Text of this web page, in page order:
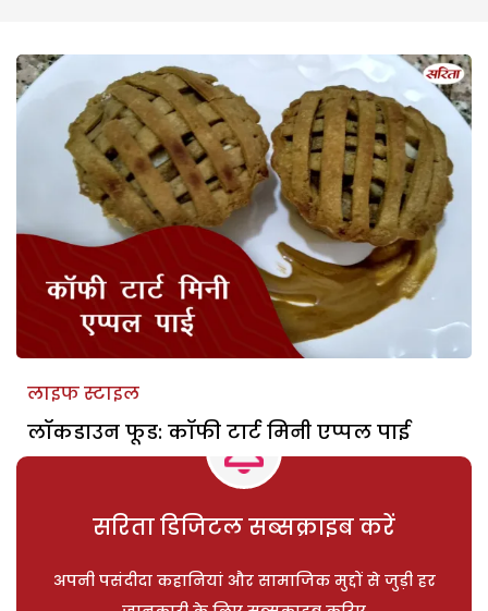
लाइफ स्टाइल
लॉकडाउन फूड: कॉफी टार्ट मिनी एप्पल पाई
सरिता डिजिटल सब्सक्राइब करें
अपनी पसंदीदा कहानियां और सामाजिक मुद्दों से जुड़ी हर